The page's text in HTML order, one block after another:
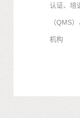
认证、培
（QMS
机构